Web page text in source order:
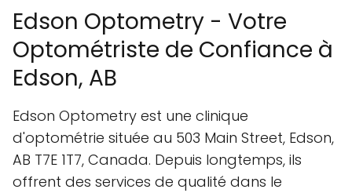
Edson Optometry - Votre
Optométriste de Confiance à
Edson, AB
Edson Optometry est une clinique
d'optométrie située au 503 Main Street, Edson,
AB T7E 1T7, Canada. Depuis longtemps, ils
offrent des services de qualité dans le